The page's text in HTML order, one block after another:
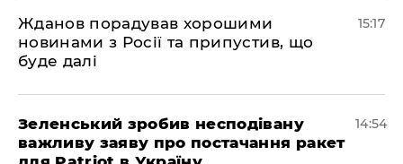
Жданов порадував хорошими
новинами з Росії та припустив, що
буде далі
15:17
Зеленський зробив несподівану
важливу заяву про постачання ракет
14:54